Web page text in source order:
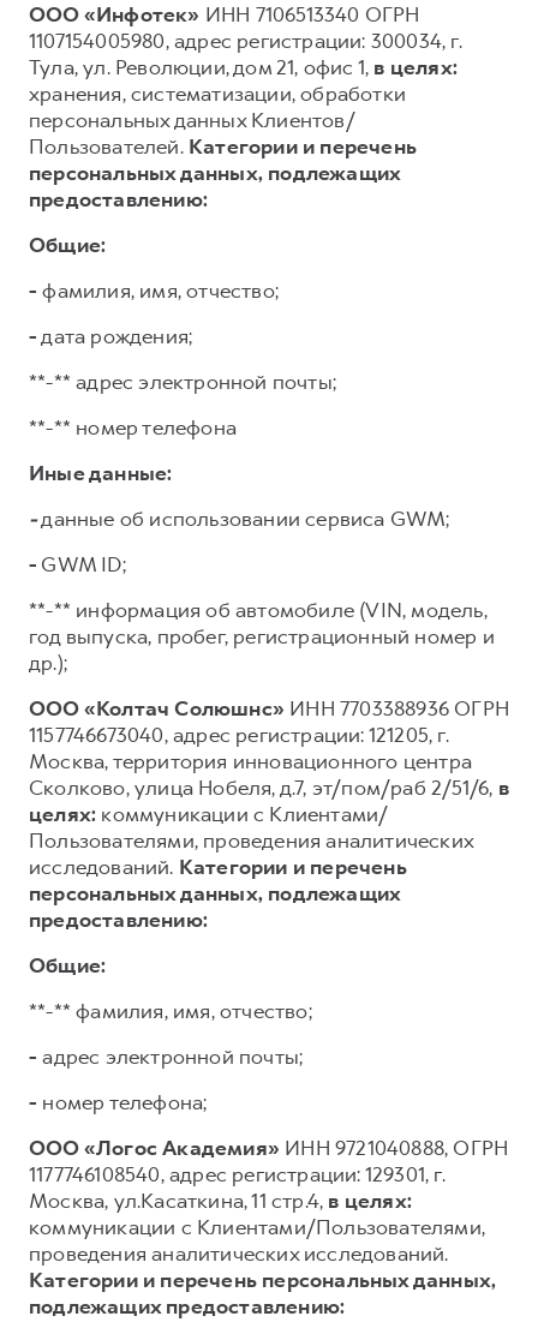
ООО «Инфотек» ИНН 7106513340 ОГРН
1107154005980, адрес регистрации: 300034, г.
Тула, ул. Революции, дом 21, офис 1, в целях:
хранения, систематизации, обработки
персональных данных Клиентов/
Пользователей. Категории и перечень
персональных данных, подлежащих
предоставлению:
Общие:
- фамилия, имя, отчество;
-дата рождения;
**-** адрес электронной почты;
**-** номер телефона
Иные данные:
-данные об использовании сервиса GWM;
- GWM ID;
**-** информация об автомобиле (VIN, модель,
год выпуска, пробег, регистрационный номер и
др.);
ООО «Колтач Солюшнс» ИНН 7703388936 ОГРН
1157746673040, адрес регистрации: 121205, г.
Москва, территория инновационного центра
Сколково, улица Нобеля, д.7, эт/пом/раб 2/51/6, в
целях: коммуникации с Клиентами/
Пользователями, проведения аналитических
исследований. Категории и перечень
персональных данных, подлежащих
предоставлению:
Общие:
**-** фамилия, имя, отчество;
- адрес электронной почты;
- номер телефона;
ООО «Логос Академия» ИНН 9721040888, ОГРН
1177746108540, адрес регистрации: 129301, г.
Москва, ул.Касаткина, 11 стр.4, в целях:
коммуникации с Клиентами/Пользователями,
проведения аналитических исследований.
Категории и перечень персональных данных,
подлежащих предоставлению: